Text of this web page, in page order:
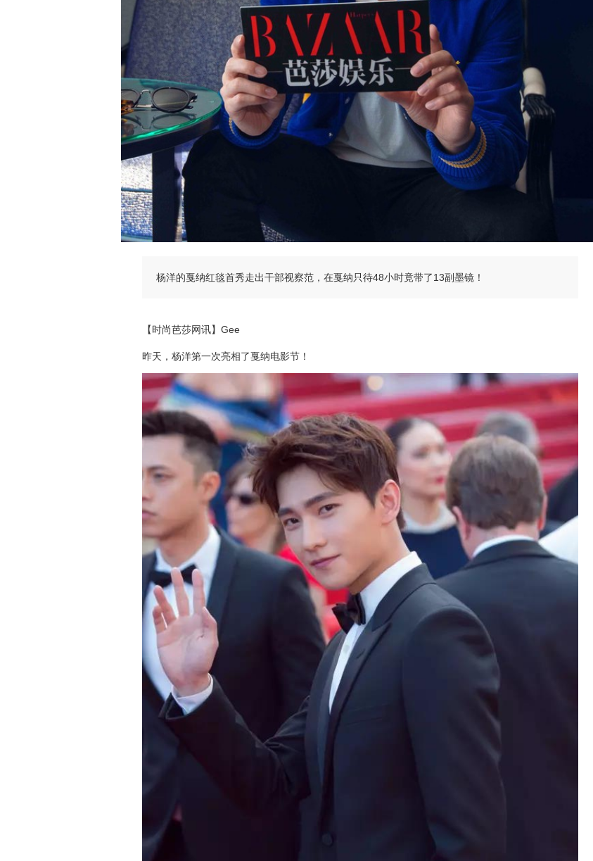
杨洋的戛纳红毯首秀走出干部视察范，在戛纳只待48小时竟带了13副墨镜！
【时尚芭莎网讯】Gee
昨天，杨洋第一次亮相了戛纳电影节！